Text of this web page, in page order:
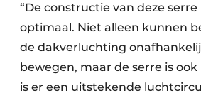
“De constructie van deze serre
optimaal. Niet alleen kunnen
de dakverluchting
bewegen, maar de serre is
is er een uitstekende